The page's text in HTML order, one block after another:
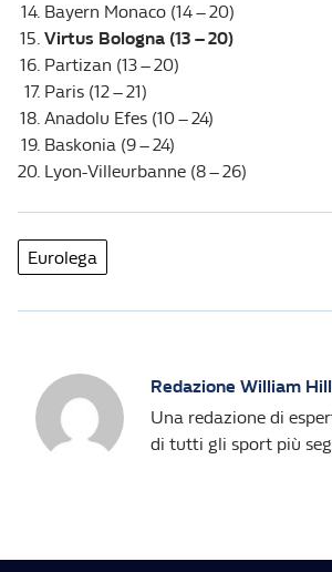
Bayern Monaco (14 – 20)
Virtus Bologna (13 – 20)
Partizan (13 – 20)
Paris (12 – 21)
Anadolu Efes (10 – 24)
Baskonia (9 – 24)
Lyon-Villeurbanne (8 – 26)
Eurolega
Redazione William
Una redazione di
di tutti gli sport più